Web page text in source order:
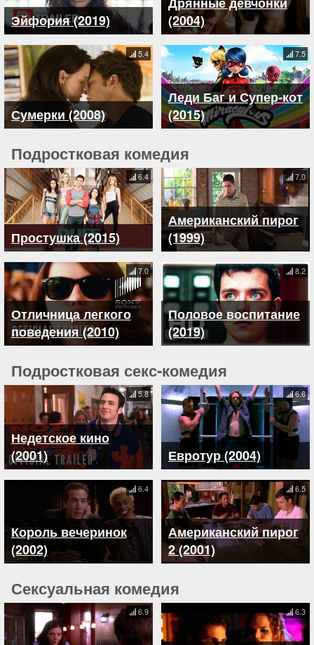
Эйфория (2019)
(2004)
Сумерки (2008)
5.4
Леди Баг и Супер-кот
(2015)
7.5
Подростковая комедия
Простушка (2015)
6.4
Американский пирог
(1999)
7.0
Отличница легкого
поведения (2010)
7.0
Половое воспитание
(2019)
8.2
Подростковая секс-комедия
Недетское кино
(2001)
5.8
Евротур (2004)
6.6
Король вечеринок
(2002)
6.4
Американский пирог
2 (2001)
6.5
Сексуальная комедия
6.9 6.3